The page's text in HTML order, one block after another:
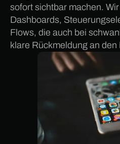
sofort sichtbar machen.
Dashboards,
Flows, die auch bei
klare Rückmeldung an den